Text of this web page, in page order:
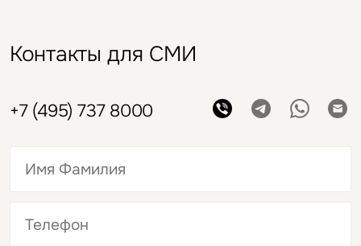
Контакты для СМИ
+7 (495) 737 8000